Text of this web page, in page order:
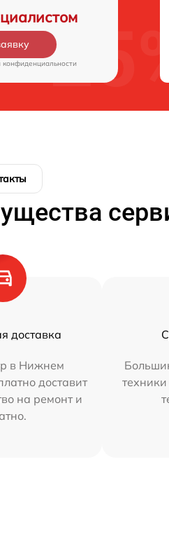
конфиденциальности
доставка
в Нижнем
доставит
на ремонт и